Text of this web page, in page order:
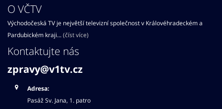
O VČTV
Východočeská TV je největší televizní společnost v Královéhradeckém a
Pardubickém kraji... (číst více)
Kontaktujte nás
zpravy@v1tv.cz
Adresa:
Pasáž Sv. Jana, 1. patro